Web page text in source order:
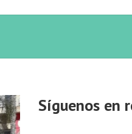
Síguenos en